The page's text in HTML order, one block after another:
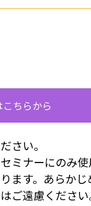
こちらから
さい。
ミナーにのみ使
ます。あらかじ
ご遠慮ください